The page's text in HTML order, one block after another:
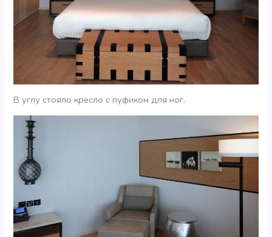
В углу стояло кресло с пуфиком для ног.